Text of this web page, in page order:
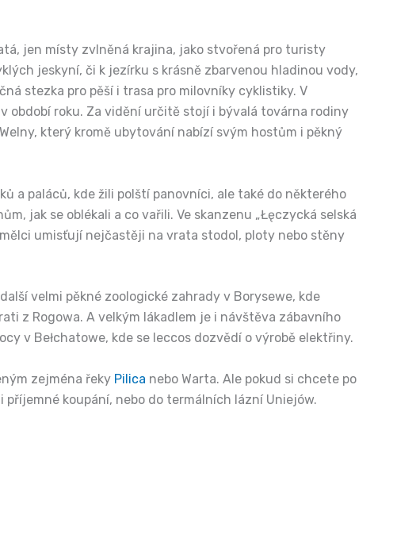
jen místy zvlněná krajina, jako stvořená pro turisty
jeskyní, či k jezírku s krásně zbarvenou hladinou vody,
stezka pro pěší i trasa pro milovníky cyklistiky. V
období roku. Za vidění určitě stojí i bývalá továrna rodiny
který kromě ubytování nabízí svým hostům i pěkný
a paláců, kde žili polští panovníci, ale také do některého
jak se oblékali a co vařili. Ve skanzenu „Łęczycká selská
umisťují nejčastěji na vrata stodol, ploty nebo stěny
velmi pěkné zoologické zahrady v Borysewe, kde
z Rogowa. A velkým lákadlem je i návštěva zábavního
v Bełchatowe, kde se leccos dozvědí o výrobě elektřiny.
zejména řeky Pilica nebo Warta. Ale pokud si chcete po
koupání, nebo do termálních lázní Uniejów.